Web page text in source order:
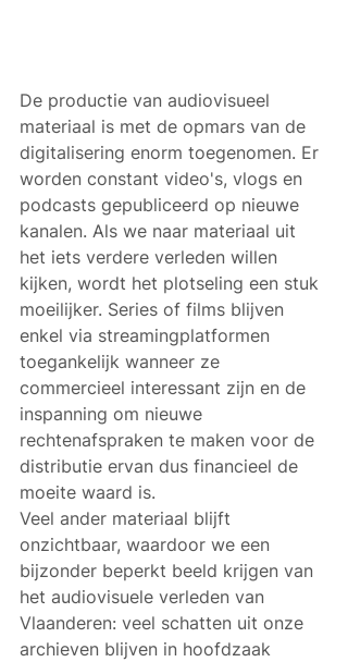
De productie van audiovisueel
materiaal is met de opmars van de
digitalisering enorm toegenomen. Er
worden constant video's, vlogs en
podcasts gepubliceerd op nieuwe
kanalen. Als we naar materiaal uit
het iets verdere verleden willen
kijken, wordt het plotseling een stuk
moeilijker. Series of films blijven
enkel via streamingplatformen
toegankelijk wanneer ze
commercieel interessant zijn en de
inspanning om nieuwe
rechtenafspraken te maken voor de
distributie ervan dus financieel de
moeite waard is.
Veel ander materiaal blijft
onzichtbaar, waardoor we een
bijzonder beperkt beeld krijgen van
het audiovisuele verleden van
Vlaanderen: veel schatten uit onze
archieven blijven in hoofdzaak